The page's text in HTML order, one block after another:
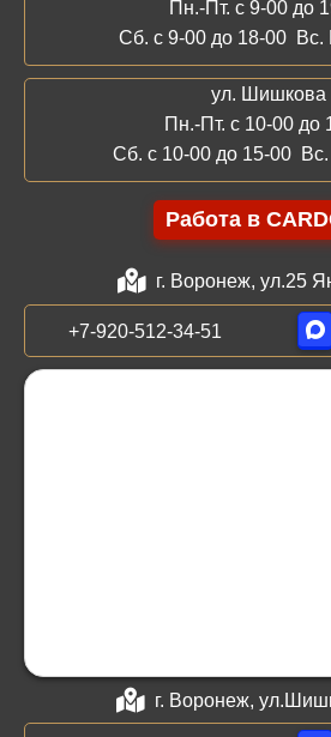
Пн.-Пт. с 9-00 до
Сб. с 9-00 до 18-00 Вс.
ул. Шишкова
Пн.-Пт. с 10-00 до
Сб. с 10-00 до 15-00
Работа в
г. Воронеж, ул.25
+7-920-512-34-51
г. Воронеж,